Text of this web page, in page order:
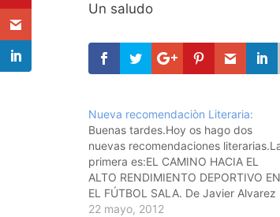
Un saludo
Nueva recomendaciòn Literaria:
Buenas tardes.Hoy os hago dos
nuevas recomendaciones
primera es:EL CAMINO HACIA EL
ALTO RENDIMIENTO DEPORTIVO EN
EL FÚTBOL SALA. De Javier Alvarez
Medina.Para los que estamos metidos
22 mayo, 2012